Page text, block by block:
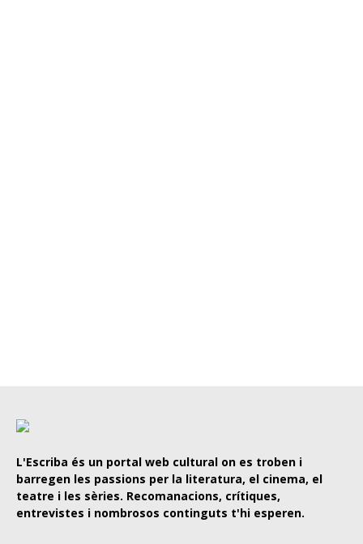
L'Escriba és un portal web cultural on es troben i
barregen les passions per la literatura, el cinema, el
teatre i les sèries. Recomanacions, crítiques,
entrevistes i nombrosos continguts t'hi esperen.